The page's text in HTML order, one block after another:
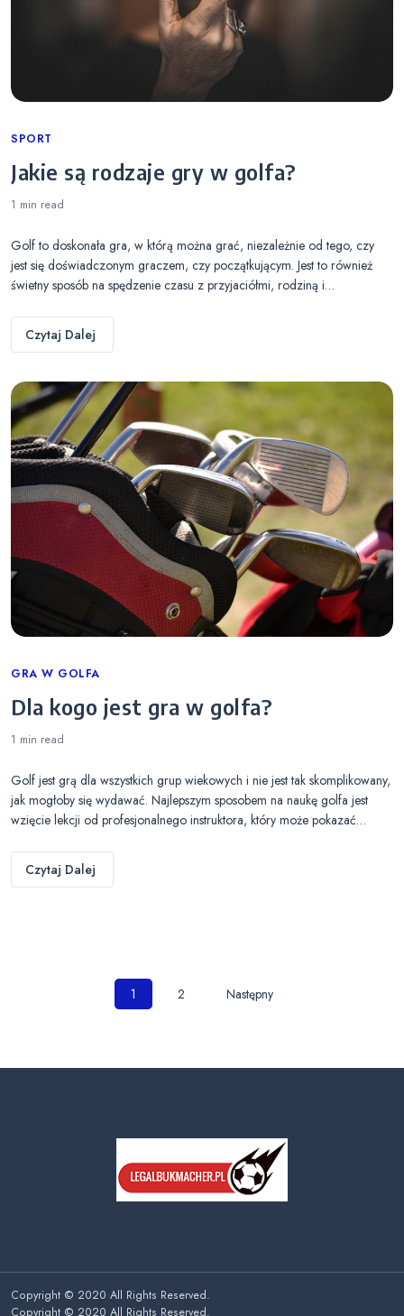
Categories
SPORT
Jakie są rodzaje gry w golfa?
1 min read
Golf to doskonała gra, w którą można grać, niezależnie od tego, czy
jest się doświadczonym graczem, czy początkującym. Jest to również
świetny sposób na spędzenie czasu z przyjaciółmi, rodziną i…
Czytaj Dalej
Categories
GRA W GOLFA
Dla kogo jest gra w golfa?
1 min read
Golf jest grą dla wszystkich grup wiekowych i nie jest tak skomplikowany,
jak mogłoby się wydawać. Najlepszym sposobem na naukę golfa jest
wzięcie lekcji od profesjonalnego instruktora, który może pokazać…
Czytaj Dalej
Nawigacja
1 2 Następny
Copyright © 2020 All Rights Reserved.
Copyright © 2020 All Rights Reserved.